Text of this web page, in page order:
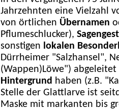
Jahrzehnten eine Vielzahl
von örtlichen Übernamen
Pflumeschlucker),
sonstigen lokalen
Dürrheimer "Salzhansel",
(Wappen)Löwe")
Hintergrund haben (z.B.
Stelle der Glattlarve ist
Maske mit markanten bis